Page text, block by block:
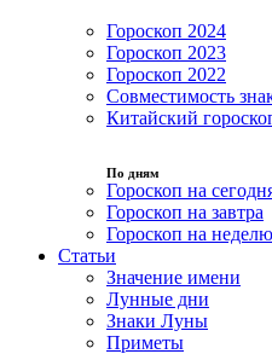
Гороскоп 2024
Гороскоп 2023
Гороскоп 2022
Совместимость
Китайский
По дням
Гороскоп на
Гороскоп на завтра
Гороскоп на неделю
Статьи
Значение имени
Лунные дни
Знаки Луны
Приметы